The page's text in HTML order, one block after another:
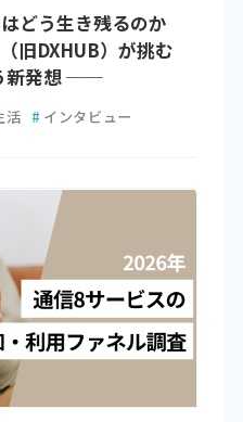
どう生き残るのか
DXHUB）が挑む
新発想 ──
活 # インタビュー